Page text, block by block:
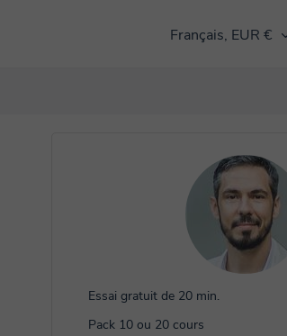
Français, EUR €
Essai gratuit de 20 min.
Pack 10 ou 20 cours